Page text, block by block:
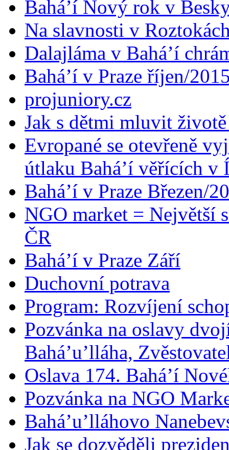
Bahá’í Nový rok v
Na slavnosti v
Dalajláma v Bahá’í
Bahá’í v Praze říjen/
projuniory.cz
Jak s dětmi mluvit
Evropané se otevřeně
útlaku Bahá’í věřících v
Bahá’í v Praze Březen/
NGO market = Největší
ČR
Bahá’í v Praze Září
Duchovní potrava
Program: Rozvíjení
Pozvánka na oslavy
Bahá’u’lláha,
Oslava 174. Bahá’í
Pozvánka na NGO
Bahá’u’lláhovo
Jak se dozvěděli